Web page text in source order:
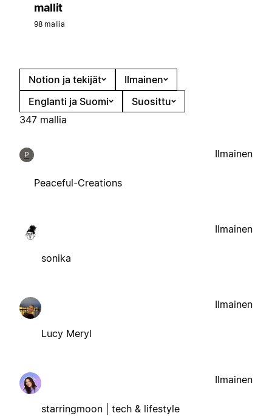
mallit
98 mallia
Notion ja tekijät
Ilmainen
Englanti ja Suomi
Suosittu
347 mallia
P
Peaceful-Creations
Ilmainen
sonika
Ilmainen
Lucy Meryl
Ilmainen
starringmoon | tech & lifestyle
Ilmainen